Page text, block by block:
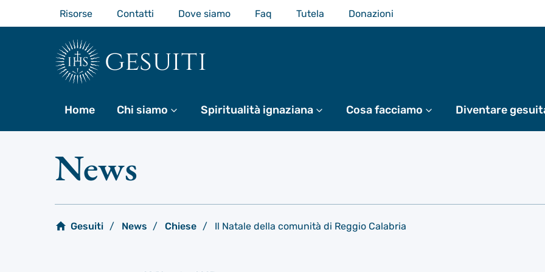
contenuto
Risorse Contatti Dove siamo Faq Tutela Donazioni
gesuiti
Home Chi siamo Di piùSpiritualità ignaziana Di piùCosa facciamo Di piùDiventare
News
Gesuiti News Chiese Il Natale della comunità di Reggio Calabria